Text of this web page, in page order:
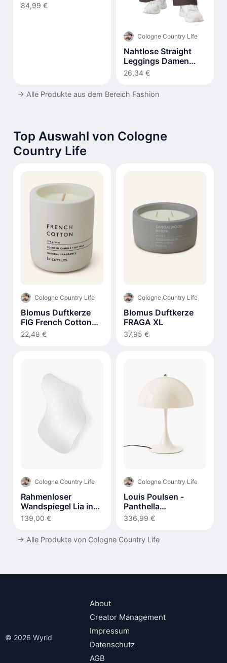
84,99 €
Cologne Country Life
Nahtlose Straight
Leggings Damen
Hohe Taille Flared
26,34 €
→ Alle Produkte aus dem Bereich Fashion
Top Auswahl von Cologne
Country Life
Cologne Country Life
Blomus Duftkerze
FIG French Cotton
290g
22,48 €
Cologne Country Life
Blomus Duftkerze
FRAGA XL
37,95 €
Cologne Country Life
Rahmenloser
Wandspiegel Lia in
organischer Form
139,00 €
Cologne Country Life
Louis Poulsen -
Panthella
Tischleuchte 320
336,99 €
→ Alle Produkte von Cologne Country Life
© 2026 Wyrld
About
Creator Management
Impressum
Datenschutz
AGB